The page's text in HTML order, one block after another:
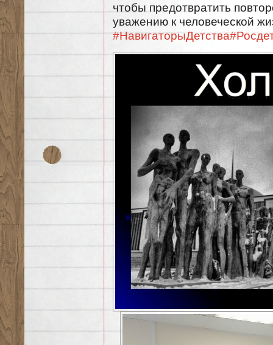
чтобы предотвратить
уважению к человеческой
#НавигаторыДетства